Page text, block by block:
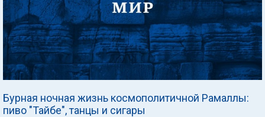
Бурная ночная жизнь космополитичной Рамаллы:
пиво "Тайбе", танцы и сигары